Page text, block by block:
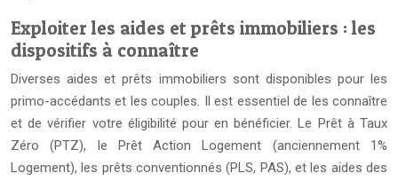
Exploiter les aides et prêts immobiliers : les
dispositifs à connaître
Diverses aides et prêts immobiliers sont disponibles pour les
primo-accédants et les couples. Il est essentiel de les connaître
et de vérifier votre éligibilité pour en bénéficier. Le Prêt à Taux
Zéro (PTZ), le Prêt Action Logement (anciennement 1%
Logement), les prêts conventionnés (PLS, PAS), et les aides des